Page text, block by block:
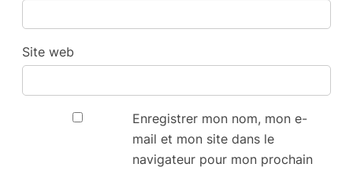
Site web
Enregistrer mon nom, mon e-
mail et mon site dans le
navigateur pour mon prochain